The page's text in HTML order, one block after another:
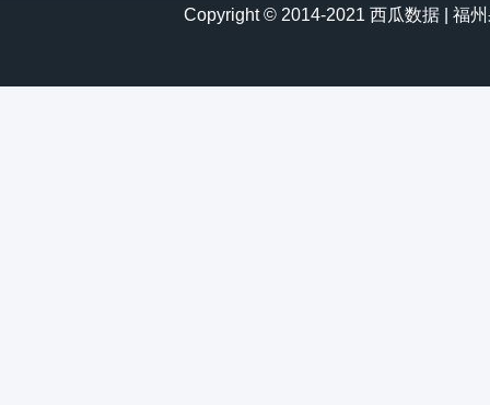
Copyright © 2014-2021 西瓜数据 | 福